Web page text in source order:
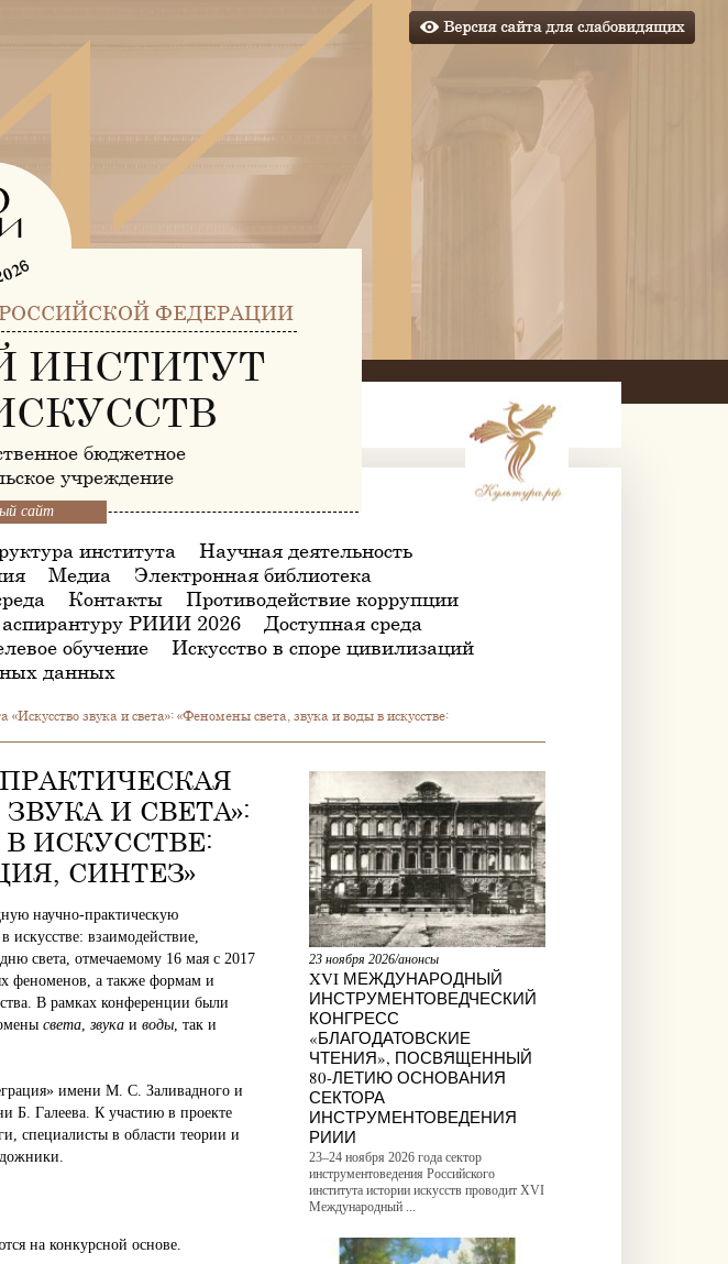
ФЕДЕРАЦИИ
ИНСТИТУТ
бюджетное
учреждение
сайт
института
Научная деятельность
Медиа
Электронная библиотека
Контакты
Противодействие коррупции
РИИИ 2026
Доступная среда
обучение
Искусство в споре цивилизаций
данных
звука и света»: «Феномены света, звука и воды в искусстве:
23 ноября 2026/анонсы
XVI МЕЖДУНАРОДНЫЙ
ИНСТРУМЕНТОВЕДЧЕСКИЙ
КОНГРЕСС
«БЛАГОДАТОВСКИЕ
ЧТЕНИЯ», ПОСВЯЩЕННЫЙ
80-ЛЕТИЮ ОСНОВАНИЯ
СЕКТОРА
ИНСТРУМЕНТОВЕДЕНИЯ
РИИИ
23–24 ноября 2026 года сектор
инструментоведения Российского
института истории искусств проводит XVI
Международный ...
И СВЕТА»:
ИСКУССТВЕ:
СИНТЕЗ»
научно-практическую
в искусстве: взаимодействие,
света, отмечаемому 16 мая с 2017
феноменов, а также формам и
В рамках конференции были
света, звука и воды, так и
имени М. С. Заливадного и
Б. Галеева. К участию в проекте
специалисты в области теории и
на конкурсной основе.